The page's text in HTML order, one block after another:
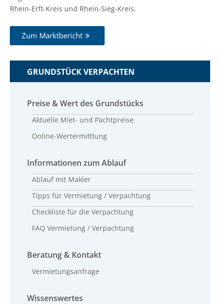
Rhein-Erft-Kreis und Rhein-Sieg-Kreis.
Zum Marktbericht
GRUNDSTÜCK VERPACHTEN
Preise & Wert des Grundstücks
Aktuelle Miet- und Pachtpreise
Online-Wertermittlung
Informationen zum Ablauf
Ablauf mit Makler
Tipps für Vermietung / Verpachtung
Checkliste für die Verpachtung
FAQ Vermietung / Verpachtung
Beratung & Kontakt
Vermietungsanfrage
Wissenswertes